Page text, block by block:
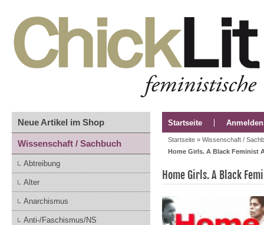
Neue Artikel im Shop
Wissenschaft / Sachbuch
Abtreibung
Alter
Anarchismus
Anti-/Faschismus/NS
Startseite Anmelden
Startseite » Wissenschaft /
Home Girls. A Black Feminist
Home Girls. A Black